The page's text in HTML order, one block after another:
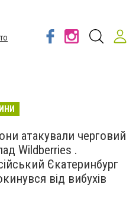
атакували черговий
Wildberries .
Єкатеринбург
від вибухів